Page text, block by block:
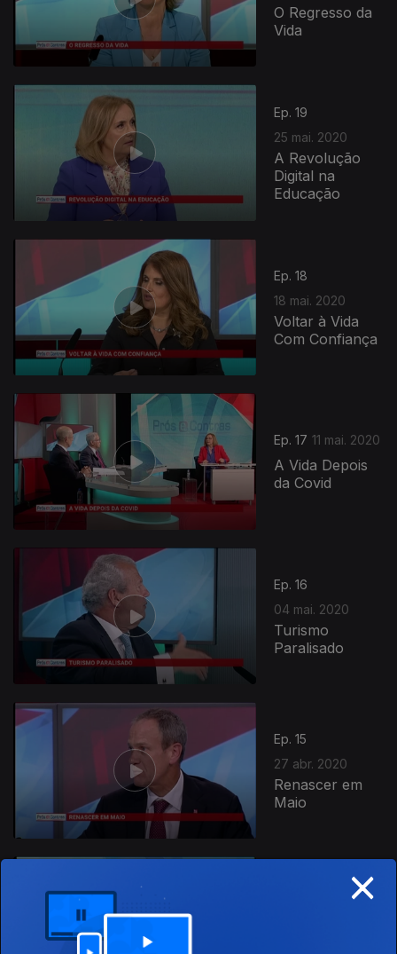
O Regresso da
Vida
Ep. 19
25 mai. 2020
A Revolução
Digital na
Educação
Ep. 18
18 mai. 2020
Voltar à Vida
Com Confiança
Ep. 17 11 mai. 2020
A Vida Depois
da Covid
Ep. 16
04 mai. 2020
Turismo
Paralisado
470542
Ep. 15
27 abr. 2020
Renascer em
Maio
×